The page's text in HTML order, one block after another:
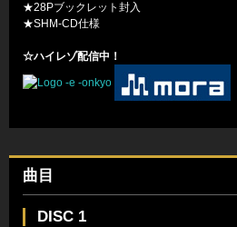
★28Pブックレット封入
★SHM-CD仕様
☆ハイレゾ配信中！
曲目
DISC 1